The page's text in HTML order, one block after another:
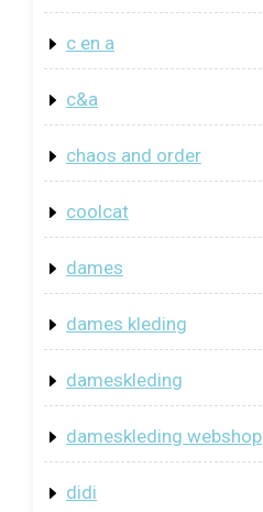
c en a
c&a
chaos and order
coolcat
dames
dames kleding
dameskleding
dameskleding webshop
didi